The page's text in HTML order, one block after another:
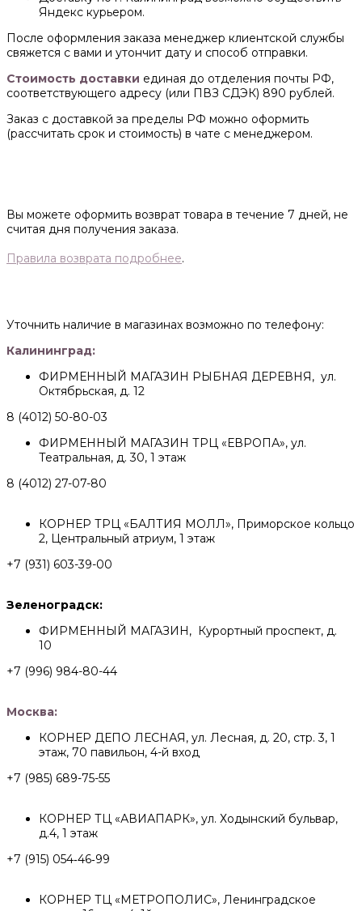
Яндекс курьером.
После оформления заказа менеджер клиентской службы
свяжется с вами и утончит дату и способ отправки.
Стоимость доставки единая до отделения почты РФ,
соответствующего адресу (или ПВЗ СДЭК) 890 рублей.
Заказ с доставкой за пределы РФ можно оформить
(рассчитать срок и стоимость) в чате с менеджером.
Вы можете оформить возврат товара в течение 7 дней, не
считая дня получения заказа.
Правила возврата подробнее.
Уточнить наличие в магазинах возможно по телефону:
Калининград:
ФИРМЕННЫЙ МАГАЗИН РЫБНАЯ ДЕРЕВНЯ, ул.
Октябрьская, д. 12
8 (4012) 50-80-03
ФИРМЕННЫЙ МАГАЗИН ТРЦ «ЕВРОПА», ул.
Театральная, д. 30, 1 этаж
8 (4012) 27-07-80
КОРНЕР ТРЦ «БАЛТИЯ МОЛЛ», Приморское кольцо
2, Центральный атриум, 1 этаж
+7 (931) 603-39-00
Зеленоградск:
ФИРМЕННЫЙ МАГАЗИН, Курортный проспект, д.
10
+7 (996) 984-80-44
Москва:
КОРНЕР ДЕПО ЛЕСНАЯ, ул. Лесная, д. 20, стр. 3, 1
этаж, 70 павильон, 4-й вход
+7 (985) 689-75-55
КОРНЕР ТЦ «АВИАПАРК», ул. Ходынский бульвар,
д.4, 1 этаж
+7 (915) 054‑46‑99
КОРНЕР ТЦ «МЕТРОПОЛИС», Ленинградское